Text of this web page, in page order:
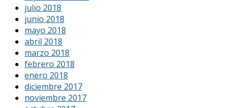
julio 2018
junio 2018
mayo 2018
abril 2018
marzo 2018
febrero 2018
enero 2018
diciembre 2017
noviembre 2017